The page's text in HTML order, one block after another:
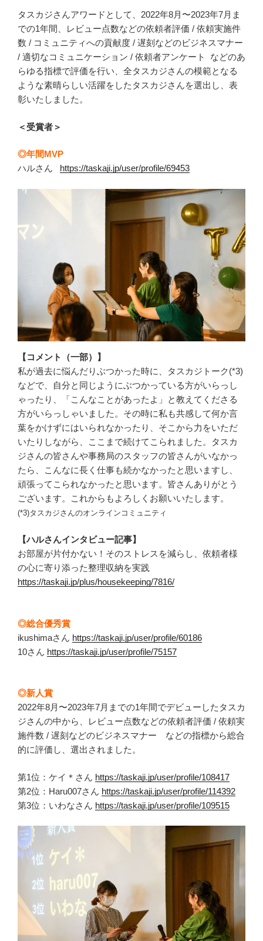
タスカジさんアワードとして、2022年8月〜2023年7月ま
での1年間、レビュー点数などの依頼者評価 / 依頼実施件
数 / コミュニティへの貢献度 / 遅刻などのビジネスマナー
/ 適切なコミュニケーション / 依頼者アンケート などのあ
らゆる指標で評価を行い、全タスカジさんの模範となる
ような素晴らしい活躍をしたタスカジさんを選出し、表
彰いたしました。
＜受賞者＞
◎年間MVP
ハルさん https://taskaji.jp/user/profile/69453
【コメント（一部）】
私が過去に悩んだりぶつかった時に、タスカジトーク(*3)
などで、自分と同じようにぶつかっている方がいらっし
ゃったり、「こんなことがあったよ」と教えてくださる
方がいらっしゃいました。その時に私も共感して何か言
葉をかけずにはいられなかったり、そこから力をいただ
いたりしながら、ここまで続けてこられました。タスカ
ジさんの皆さんや事務局のスタッフの皆さんがいなかっ
たら、こんなに長く仕事も続かなかったと思いますし、
頑張ってこられなかったと思います。皆さんありがとう
ございます。これからもよろしくお願いいたします。
(*3)タスカジさんのオンラインコミュニティ
【ハルさんインタビュー記事】
お部屋が片付かない！そのストレスを減らし、依頼者様
の心に寄り添った整理収納を実践
https://taskaji.jp/plus/housekeeping/7816/
◎総合優秀賞
ikushimaさん https://taskaji.jp/user/profile/60186
10さん https://taskaji.jp/user/profile/75157
◎新人賞
2022年8月〜2023年7月までの1年間でデビューしたタスカ
ジさんの中から、レビュー点数などの依頼者評価 / 依頼実
施件数 / 遅刻などのビジネスマナー などの指標から総合
的に評価し、選出されました。
第1位：ケイ＊さん https://taskaji.jp/user/profile/108417
第2位：Haru007さん https://taskaji.jp/user/profile/114392
第3位：いわなさん https://taskaji.jp/user/profile/109515